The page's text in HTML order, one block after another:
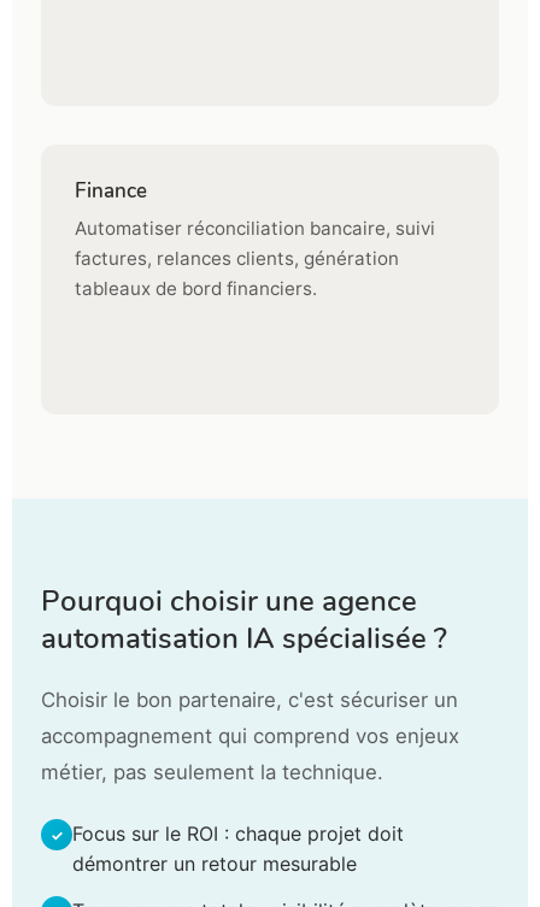
Finance
Automatiser réconciliation bancaire, suivi
factures, relances clients, génération
tableaux de bord financiers.
Pourquoi choisir une agence
automatisation IA spécialisée ?
Choisir le bon partenaire, c'est sécuriser un
accompagnement qui comprend vos enjeux
métier, pas seulement la technique.
Focus sur le ROI : chaque projet doit
démontrer un retour mesurable